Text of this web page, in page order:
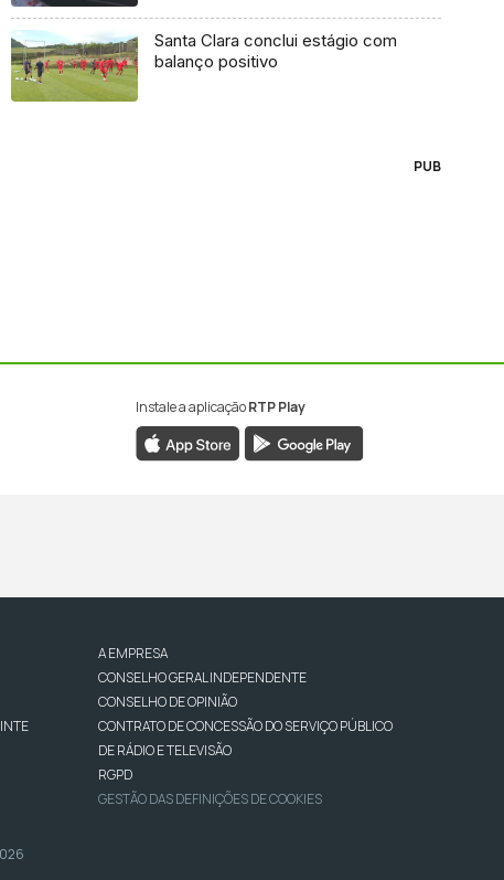
Santa Clara conclui estágio com
balanço positivo
PUB
Instale a aplicaçãoRTP Play
A EMPRESA
CONSELHO GERAL INDEPENDENTE
CONSELHO DE OPINIÃO
CONTRATO DE CONCESSÃO DO SERVIÇO PÚBLICO
DE RÁDIO E TELEVISÃO
RGPD
GESTÃO DAS DEFINIÇÕES DE COOKIES